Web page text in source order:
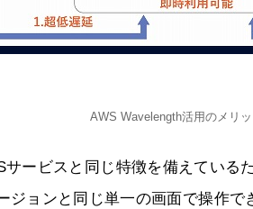
AWS Wavelength活用のメリッ
ービスと同じ特徴を備えている
ジョンと同じ単一の画面で操作